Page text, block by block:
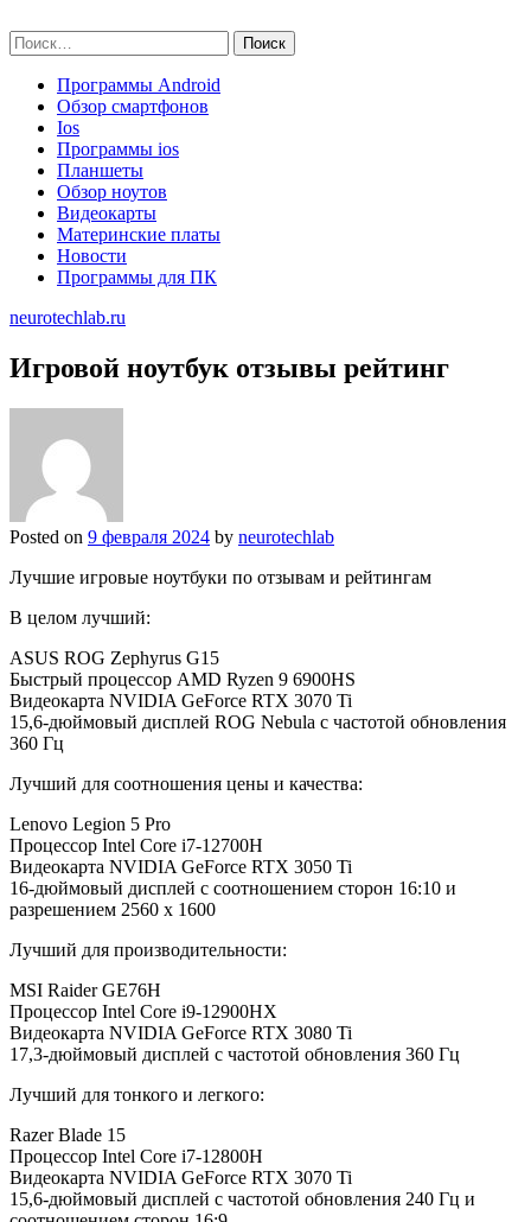
to
content
Найти:
Программы Android
Обзор смартфонов
Ios
Программы ios
Планшеты
Обзор ноутов
Видеокарты
Материнские платы
Новости
Программы для ПК
neurotechlab.ru
Игровой ноутбук отзывы рейтинг
Posted on 9 февраля 2024 by neurotechlab
Лучшие игровые ноутбуки по отзывам и рейтингам
В целом лучший:
ASUS ROG Zephyrus G15
Быстрый процессор AMD Ryzen 9 6900HS
Видеокарта NVIDIA GeForce RTX 3070 Ti
15,6-дюймовый дисплей ROG Nebula с частотой обновления
360 Гц
Лучший для соотношения цены и качества:
Lenovo Legion 5 Pro
Процессор Intel Core i7-12700H
Видеокарта NVIDIA GeForce RTX 3050 Ti
16-дюймовый дисплей с соотношением сторон 16:10 и
разрешением 2560 x 1600
Лучший для производительности:
MSI Raider GE76H
Процессор Intel Core i9-12900HX
Видеокарта NVIDIA GeForce RTX 3080 Ti
17,3-дюймовый дисплей с частотой обновления 360 Гц
Лучший для тонкого и легкого:
Razer Blade 15
Процессор Intel Core i7-12800H
Видеокарта NVIDIA GeForce RTX 3070 Ti
15,6-дюймовый дисплей с частотой обновления 240 Гц и